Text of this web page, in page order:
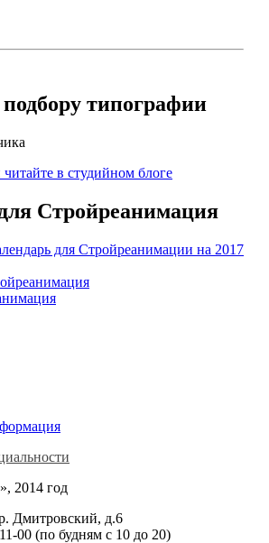
типографии
в студийном блоге
Стройреанимация
для Стройреанимации на 2017
2014 год
Дмитровский, д.6
00 (по будням c 10 до 20)